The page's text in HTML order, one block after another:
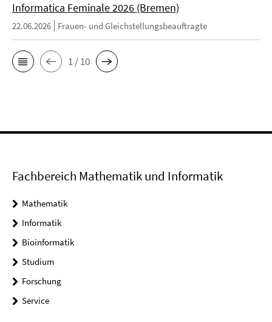
Informatica Feminale 2026 (Bremen)
22.06.2026 Frauen- und Gleichstellungsbeauftragte
1 / 10
Fachbereich Mathematik und Informatik
Mathematik
Informatik
Bioinformatik
Studium
Forschung
Service